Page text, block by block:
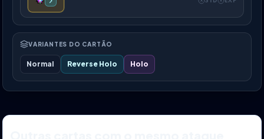
VARIANTES DO CARTÃO
Normal Reverse Holo Holo